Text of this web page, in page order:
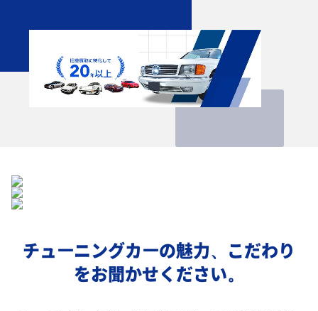
チューニングカーの魅力、 こだわり
をお聞かせください。